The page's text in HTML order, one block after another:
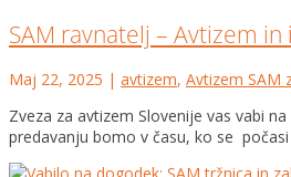
SAM ravnatelj – Avtizem
Maj 22, 2025 | avtizem, Avtizem SAM
Zveza za avtizem Slovenije vas vabi
predavanju bomo v času, ko se